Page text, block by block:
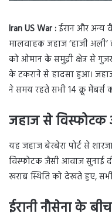
Iran US War :ईरान और अन्य
मालवाहक जहाज ‘हाजी अली’
को ओमान के समुद्री क्षेत्र से
के टकराने से हादसा हुआ।
ने समय रहते सभी 14 क्रू मेंबर्स
जहाज से
यह जहाज बेरबेरा पोर्ट से
विस्फोटक जैसी आवाज सुनाई
खराब स्थिति को देखते हुए,
ईरानी नौसेना के